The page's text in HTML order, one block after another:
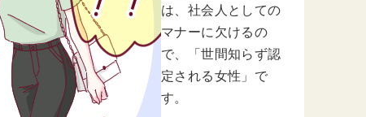
は、社会人としての
マナーに欠けるの
で、「世間知らず認
定される女性」で
す。